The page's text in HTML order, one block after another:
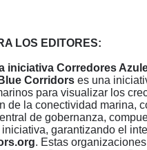
LOS EDITORES:
iniciativa Corredores
Corridors es una
para visualizar los
de la conectividad marina,
de gobernanza,
garantizando el
. Estas